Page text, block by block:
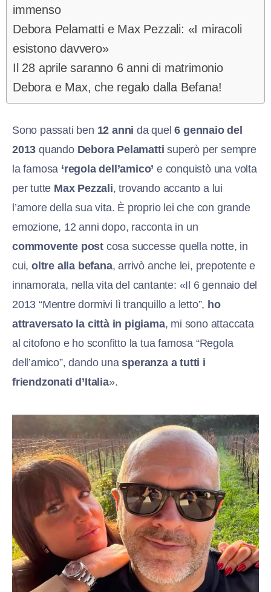
immenso
Debora Pelamatti e Max Pezzali: «I miracoli
esistono davvero»
Il 28 aprile saranno 6 anni di matrimonio
Debora e Max, che regalo dalla Befana!
Sono passati ben 12 anni da quel6 gennaio del
2013 quando Debora Pelamatti superò per sempre
la famosa ‘regola dell’amico’ e conquistò una volta
per tutte Max Pezzali, trovando accanto a lui
l’amore della sua vita. È proprio lei che con grande
emozione, 12 anni dopo, racconta in un
commovente post cosa successe quella notte, in
cui, oltre alla befana, arrivò anche lei, prepotente e
innamorata, nella vita del cantante: «Il 6 gennaio del
2013 “Mentre dormivi lì tranquillo a letto”, ho
attraversato la città in pigiama, mi sono attaccata
al citofono e ho sconfitto la tua famosa “Regola
dell’amico”, dando unasperanza a tutti i
friendzonati d’Italia».